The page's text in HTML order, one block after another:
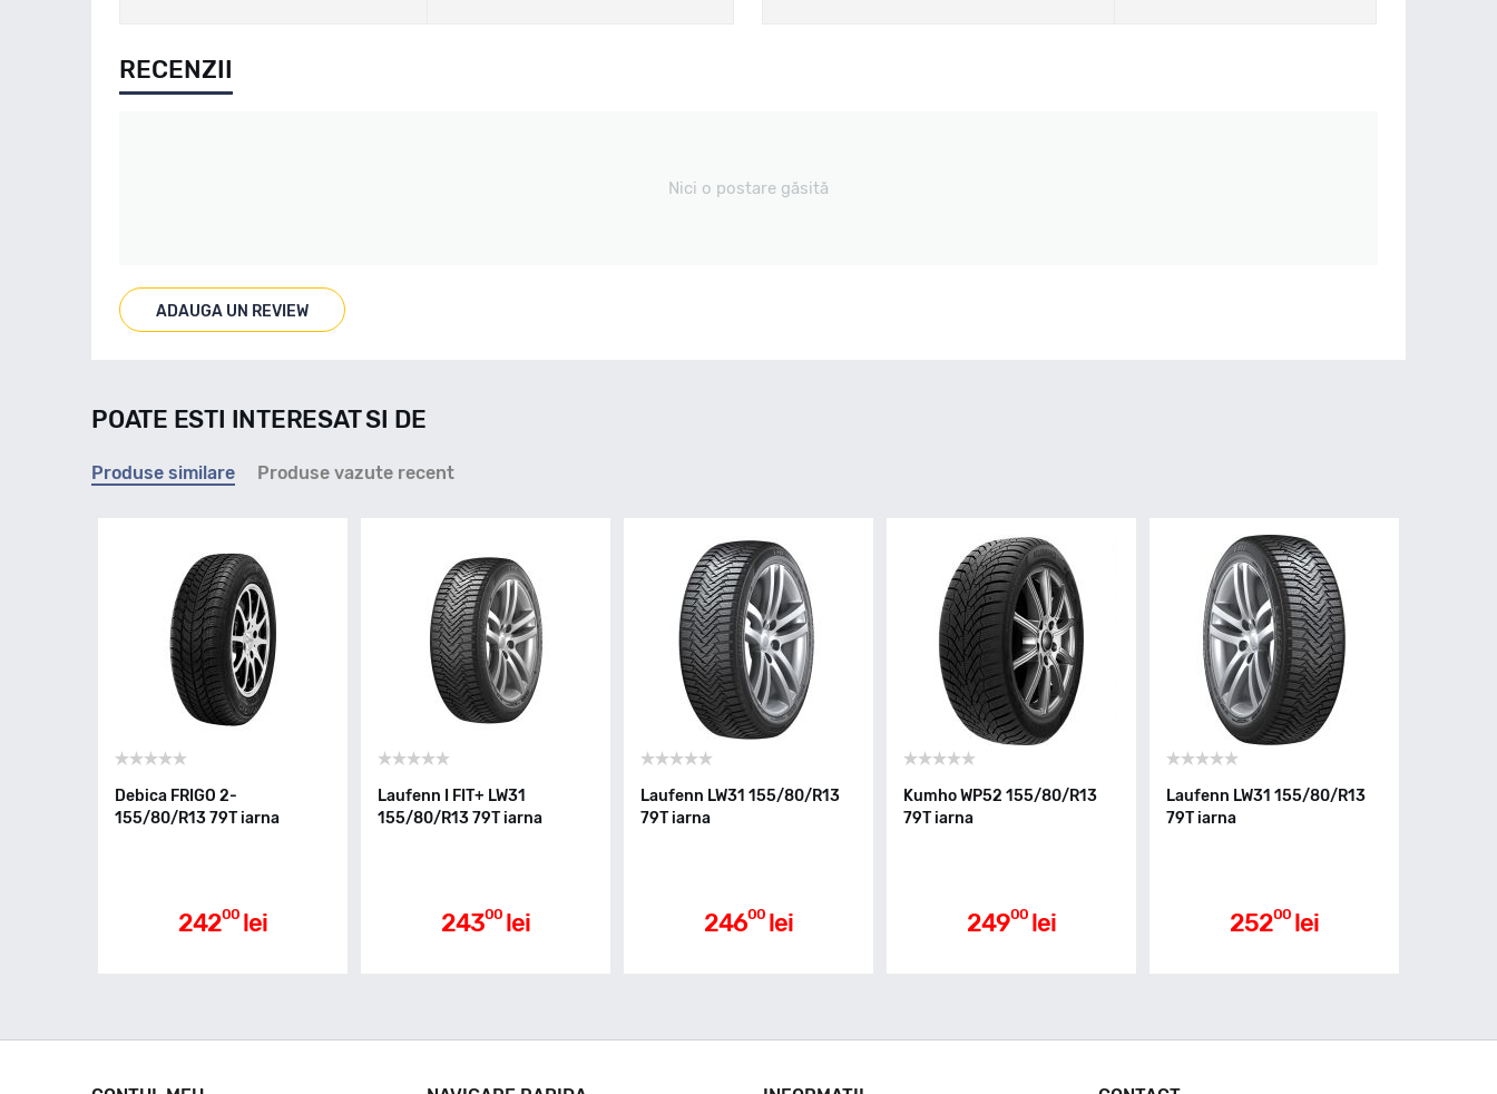
RECENZII
Nici o postare găsită
ADAUGA UN REVIEW
POATE ESTI INTERESAT SI DE
Produse similare Produse vazute recent
Debica FRIGO 2-
155/80/R13 79T iarna
24200 lei
Laufenn I FIT+ LW31
155/80/R13 79T iarna
24300 lei
Laufenn LW31 155/80/R13
79T iarna
24600 lei
Kumho WP52 155/80/R13
79T iarna
24900 lei
Laufenn LW31 155/80/R13
79T iarna
25200 lei